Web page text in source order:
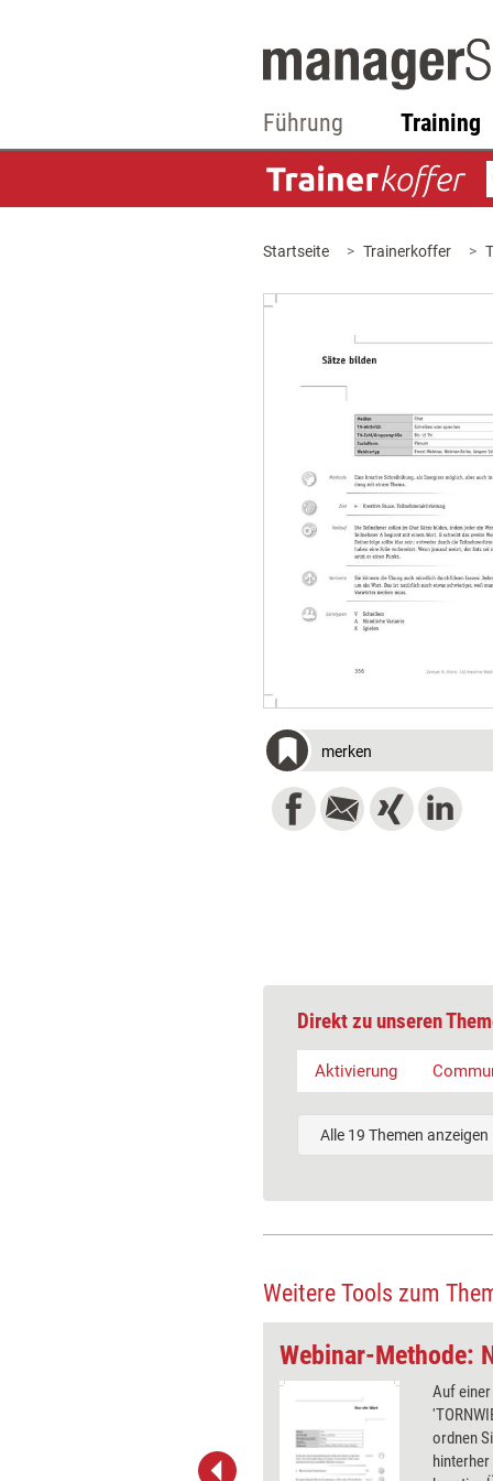
Führung Training
Startseite Trainerkoffer
merken
Direkt zu unseren
Aktivierung
Alle 19 Themen anzeigen
Weitere Tools zum
Webinar-Methode:
Auf
ordnen